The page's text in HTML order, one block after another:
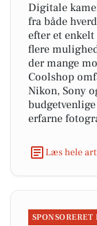
Digitale
fra både
efter et
flere
der mange
Coolshop
Nikon, Sony
erfarne
Læs hele